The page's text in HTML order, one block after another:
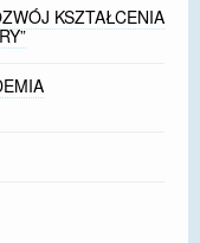
KSZTAŁCENIA